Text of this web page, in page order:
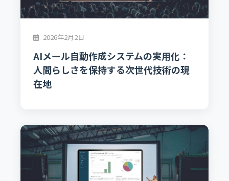
2026年2月2日
AIメール自動作成システムの実用化：
人間らしさを保持する次世代技術の現
在地